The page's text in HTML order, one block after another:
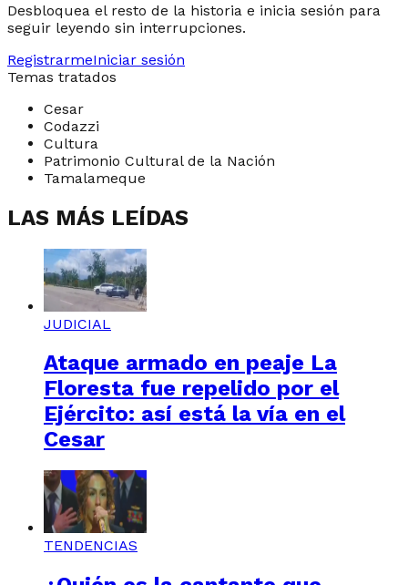
Desbloquea el resto de la historia e inicia sesión para
seguir leyendo sin interrupciones.
RegistrarmeIniciar sesión
Temas tratados
Cesar
Codazzi
Cultura
Patrimonio Cultural de la Nación
Tamalameque
LAS MÁS LEÍDAS
JUDICIAL
Ataque armado en peaje La
Floresta fue repelido por el
Ejército: así está la vía en el
Cesar
TENDENCIAS